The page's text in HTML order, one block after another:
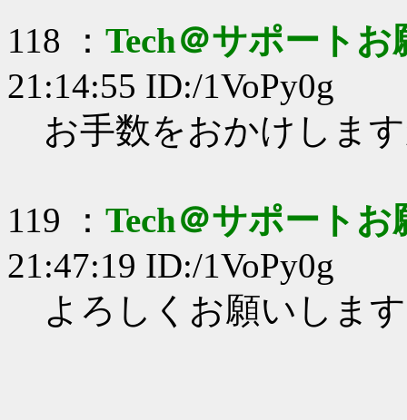
118 ： Tech＠サポート
21:14:55 ID:/1VoPy0g
お手数をおかけしま
119 ： Tech＠サポート
21:47:19 ID:/1VoPy0g
よろしくお願いします